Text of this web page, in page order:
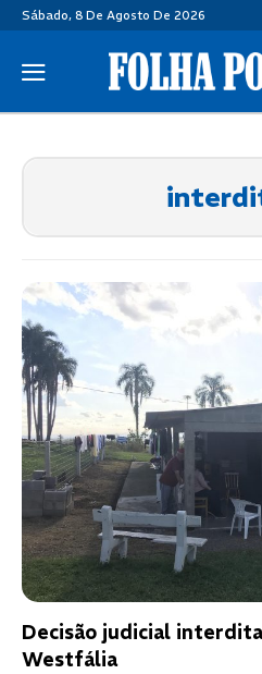
Sábado, 8 De Agosto De 2026
Decisão judicial
Westfália